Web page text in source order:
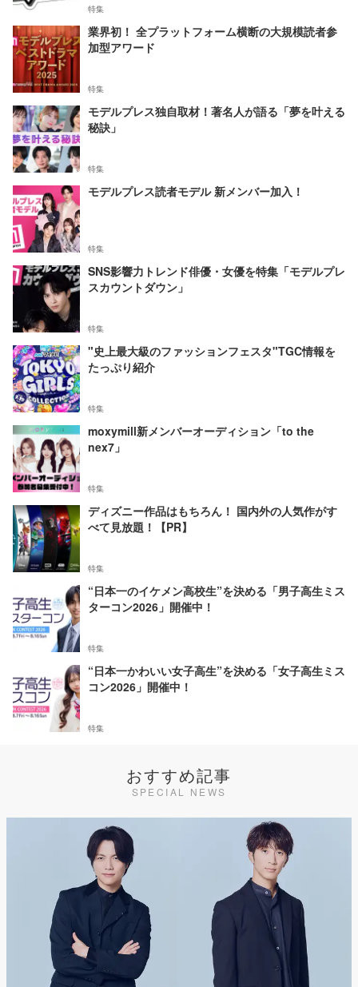
特集
業界初！ 全プラットフォーム横断の大規模読者参
加型アワード
特集
モデルプレス独自取材！著名人が語る「夢を叶える
秘訣」
特集
モデルプレス読者モデル 新メンバー加入！
特集
SNS影響力トレンド俳優・女優を特集「モデルプレ
スカウントダウン」
特集
"史上最大級のファッションフェスタ"TGC情報を
たっぷり紹介
特集
moxymill新メンバーオーディション「to the
nex7」
特集
ディズニー作品はもちろん！ 国内外の人気作がす
べて見放題！【PR】
特集
“日本一のイケメン高校生”を決める「男子高生ミス
ターコン2026」開催中！
特集
“日本一かわいい女子高生”を決める「女子高生ミス
コン2026」開催中！
特集
おすすめ記事
SPECIAL NEWS